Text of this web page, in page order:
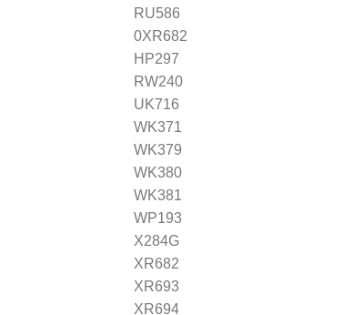
RU586
0XR682
HP297
RW240
UK716
WK371
WK379
WK380
WK381
WP193
X284G
XR682
XR693
XR694